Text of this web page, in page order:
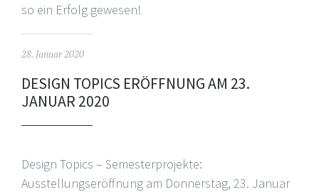
so ein Erfolg gewesen!
28. Januar 2020
DESIGN TOPICS ERÖFFNUNG AM 23.
JANUAR 2020
Design Topics – Semesterprojekte:
Ausstellungseröffnung am Donnerstag, 23. Januar